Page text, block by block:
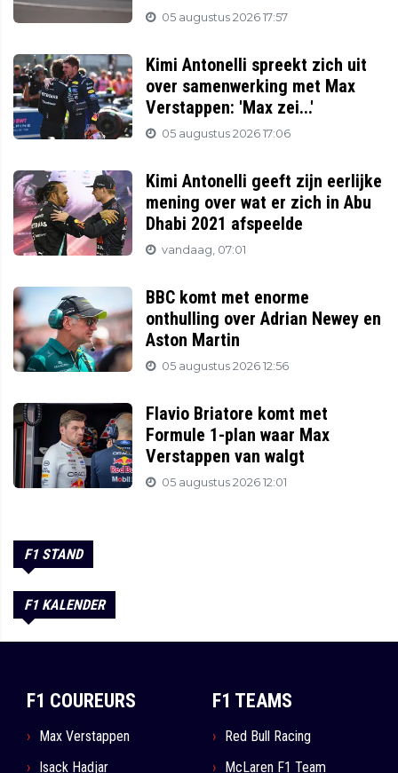
05 augustus 2026 17:57
Kimi Antonelli spreekt zich uit
over samenwerking met Max
Verstappen: 'Max zei...'
05 augustus 2026 17:06
Kimi Antonelli geeft zijn eerlijke
mening over wat er zich in Abu
Dhabi 2021 afspeelde
vandaag, 07:01
BBC komt met enorme
onthulling over Adrian Newey en
Aston Martin
05 augustus 2026 12:56
Flavio Briatore komt met
Formule 1-plan waar Max
Verstappen van walgt
05 augustus 2026 12:01
F1 STAND
F1 KALENDER
F1 COUREURS
Max Verstappen
Isack Hadjar
F1 TEAMS
Red Bull Racing
McLaren F1 Team